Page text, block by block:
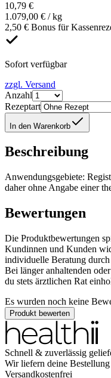
10,79 €
1.079,00 € / kg
2,50 € Bonus für
Sofort verfügbar
zzgl. Versand
Anzahl
Rezeptart
In den Warenkorb
Beschreibung
Anwendungsgebiete:
daher ohne Angabe einer
Bewertungen
Die Produktbewertungen
Kundinnen und Kunden
individuelle Beratung
Bei länger anhaltenden
du stets ärztlichen Rat
Es wurden noch keine
Produkt bewerten
Schnell & zuverlässig
Wir liefern deine
Versandkostenfrei